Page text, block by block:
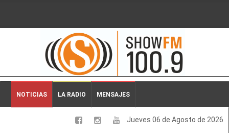
2026-08-06 06:21:39
NOTICIAS LA RADIO MENSAJES
Jueves 06 de Agosto de 2026
LOCALES